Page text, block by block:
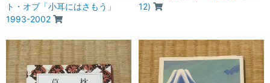
ト・オブ「小耳にはさもう」
1993-2002
12)